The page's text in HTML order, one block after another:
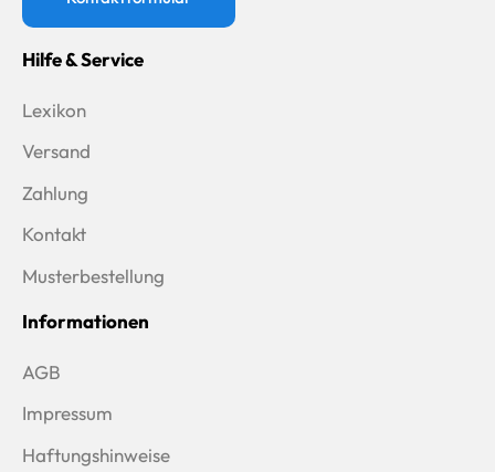
Hilfe & Service
Lexikon
Versand
Zahlung
Kontakt
Musterbestellung
Informationen
AGB
Impressum
Haftungshinweise